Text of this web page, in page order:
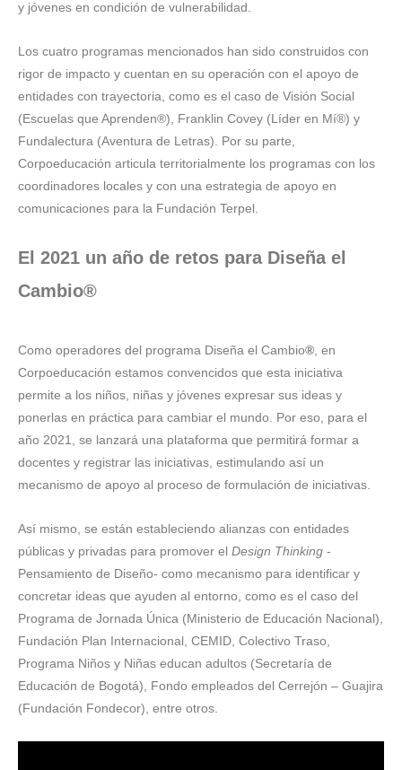
y jóvenes en condición de vulnerabilidad.
Los cuatro programas mencionados han sido construidos con
rigor de impacto y cuentan en su operación con el apoyo de
entidades con trayectoria, como es el caso de Visión Social
(Escuelas que Aprenden®), Franklin Covey (Líder en Mí®) y
Fundalectura (Aventura de Letras). Por su parte,
Corpoeducación articula territorialmente los programas con los
coordinadores locales y con una estrategia de apoyo en
comunicaciones para la Fundación Terpel.
El 2021 un año de retos para Diseña el
Cambio®
Como operadores del programa Diseña el Cambio®, en
Corpoeducación estamos convencidos que esta iniciativa
permite a los niños, niñas y jóvenes expresar sus ideas y
ponerlas en práctica para cambiar el mundo. Por eso, para el
año 2021, se lanzará una plataforma que permitirá formar a
docentes y registrar las iniciativas, estimulando así un
mecanismo de apoyo al proceso de formulación de iniciativas.
Así mismo, se están estableciendo alianzas con entidades
públicas y privadas para promover el Design Thinking -
Pensamiento de Diseño- como mecanismo para identificar y
concretar ideas que ayuden al entorno, como es el caso del
Programa de Jornada Única (Ministerio de Educación Nacional),
Fundación Plan Internacional, CEMID, Colectivo Traso,
Programa Niños y Niñas educan adultos (Secretaría de
Educación de Bogotá), Fondo empleados del Cerrejón – Guajira
(Fundación Fondecor), entre otros.